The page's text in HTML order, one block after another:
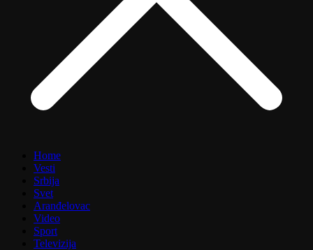
Home
Vesti
Srbija
Svet
Aranđelovac
Video
Sport
Televizija